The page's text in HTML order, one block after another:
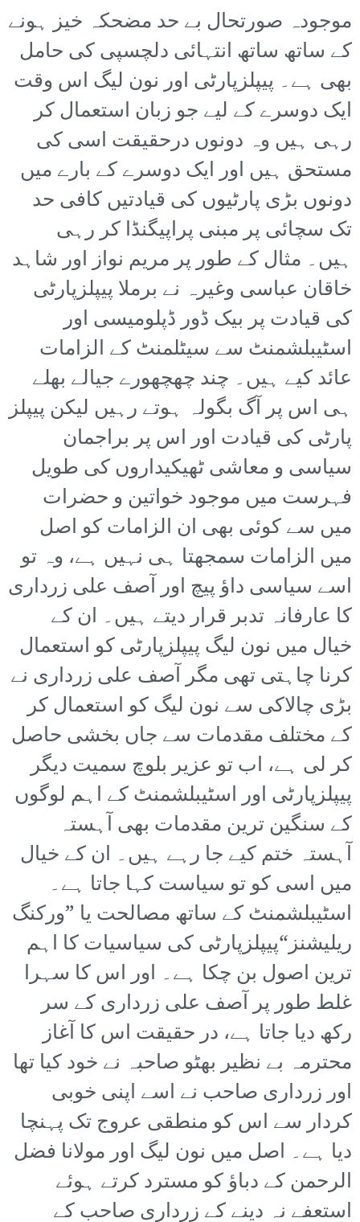
موجودہ صورتحال بے حد مضحکہ خیز ہونے
کے ساتھ ساتھ انتہائی دلچسپی کی حامل
بھی ہے۔ پیپلزپارٹی اور نون لیگ اس وقت
ایک دوسرے کے لیے جو زبان استعمال کر
رہی ہیں وہ دونوں درحقیقت اسی کی
مستحق ہیں اور ایک دوسرے کے بارے میں
دونوں بڑی پارٹیوں کی قیادتیں کافی حد
تک سچائی پر مبنی پراپیگنڈا کر رہی
ہیں۔ مثال کے طور پر مریم نواز اور شاہد
خاقان عباسی وغیرہ نے برملا پیپلزپارٹی
کی قیادت پر بیک ڈور ڈپلومیسی اور
اسٹیبلشمنٹ سے سیٹلمنٹ کے الزامات
عائد کیے ہیں۔ چند چھچھورے جیالے بھلے
ہی اس پر آگ بگولہ ہوتے رہیں لیکن پیپلز
پارٹی کی قیادت اور اس پر براجمان
سیاسی و معاشی ٹھیکیداروں کی طویل
فہرست میں موجود خواتین و حضرات
میں سے کوئی بھی ان الزامات کو اصل
میں الزامات سمجھتا ہی نہیں ہے، وہ تو
اسے سیاسی داؤ پیچ اور آصف علی زرداری
کا عارفانہ تدبر قرار دیتے ہیں۔ ان کے
خیال میں نون لیگ پیپلزپارٹی کو استعمال
کرنا چاہتی تھی مگر آصف علی زرداری نے
بڑی چالاکی سے نون لیگ کو استعمال کر
کے مختلف مقدمات سے جاں بخشی حاصل
کر لی ہے، اب تو عزیر بلوچ سمیت دیگر
پیپلزپارٹی اور اسٹیبلشمنٹ کے اہم لوگوں
کے سنگین ترین مقدمات بھی آہستہ
آہستہ ختم کیے جا رہے ہیں۔ ان کے خیال
میں اسی کو تو سیاست کہا جاتا ہے۔
اسٹیبلشمنٹ کے ساتھ مصالحت یا ”ورکنگ
ریلیشنز“پیپلزپارٹی کی سیاسیات کا اہم
ترین اصول بن چکا ہے۔ اور اس کا سہرا
غلط طور پر آصف علی زرداری کے سر
رکھ دیا جاتا ہے، در حقیقت اس کا آغاز
محترمہ بے نظیر بھٹو صاحبہ نے خود کیا تھا
اور زرداری صاحب نے اسے اپنی خوبی
کردار سے اس کو منطقی عروج تک پہنچا
دیا ہے۔ اصل میں نون لیگ اور مولانا فضل
الرحمن کے دباؤ کو مسترد کرتے ہوئے
استعفے نہ دینے کے زرداری صاحب کے